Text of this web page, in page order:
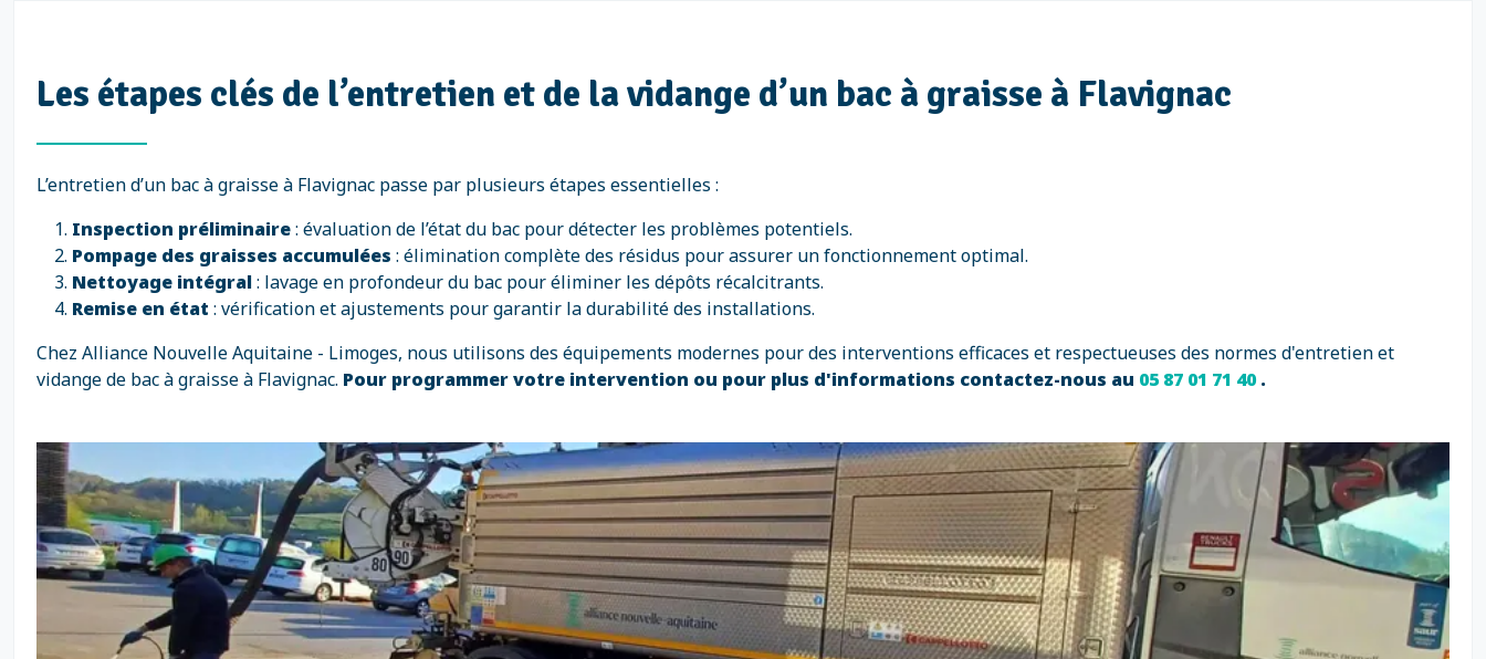
Les étapes clés de l’entretien et de la vidange d’un bac à graisse à Flavignac
L’entretien d’un bac à graisse à Flavignac passe par plusieurs étapes essentielles :
Inspection préliminaire: évaluation de l’état du bac pour détecter les problèmes potentiels.
Pompage des graisses accumulées : élimination complète des résidus pour assurer un fonctionnement optimal.
Nettoyage intégral: lavage en profondeur du bac pour éliminer les dépôts récalcitrants.
Remise en état : vérification et ajustements pour garantir la durabilité des installations.
Chez Alliance Nouvelle Aquitaine - Limoges, nous utilisons des équipements modernes pour des interventions efficaces et respectueuses des normes d'entretien et
vidange de bac à graisse à Flavignac. Pour programmer votre intervention ou pour plus d'informations contactez-nous au 05 87 01 71 40.